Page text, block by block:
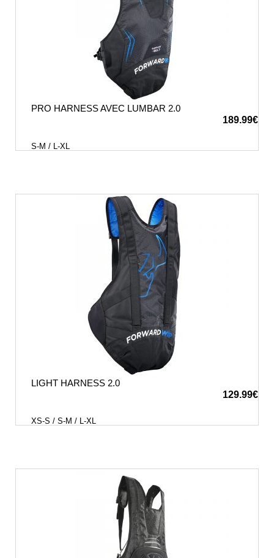
PRO HARNESS AVEC LUMBAR 2.0
189.99€
S-M / L-XL
LIGHT HARNESS 2.0
129.99€
XS-S / S-M / L-XL